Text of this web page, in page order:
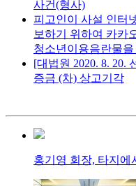
사건(형사)
피고인이 사설 인터
보하기 위하여 카카
청소년이용음란물을
[대법원 2020. 8. 20.
증금 (차) 상고기각
홍기영 회장, 타지에